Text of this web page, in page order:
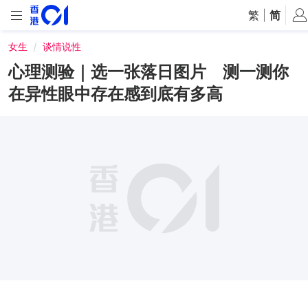
繁 简
女生 谈情说性
心理测验｜选一张落日图片 测一测你
在异性眼中存在感到底有多高